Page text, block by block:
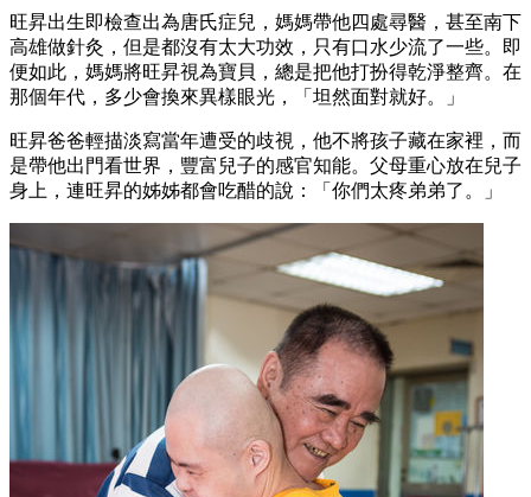
旺昇出生即檢查出為唐氏症兒，媽媽帶他四處尋醫，甚至南下
高雄做針灸，但是都沒有太大功效，只有口水少流了一些。即
便如此，媽媽將旺昇視為寶貝，總是把他打扮得乾淨整齊。在
那個年代，多少會換來異樣眼光，「坦然面對就好。」
旺昇爸爸輕描淡寫當年遭受的歧視，他不將孩子藏在家裡，而
是帶他出門看世界，豐富兒子的感官知能。父母重心放在兒子
身上，連旺昇的姊姊都會吃醋的說：「你們太疼弟弟了。」